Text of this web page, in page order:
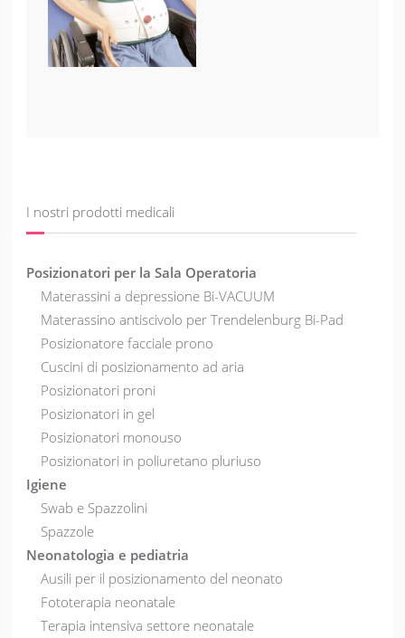
I nostri prodotti medicali
Posizionatori per la Sala Operatoria
Materassini a depressione Bi-VACUUM
Materassino antiscivolo per Trendelenburg Bi-Pad
Posizionatore facciale prono
Cuscini di posizionamento ad aria
Posizionatori proni
Posizionatori in gel
Posizionatori monouso
Posizionatori in poliuretano pluriuso
Igiene
Swab e Spazzolini
Spazzole
Neonatologia e pediatria
Ausili per il posizionamento del neonato
Fototerapia neonatale
Terapia intensiva settore neonatale